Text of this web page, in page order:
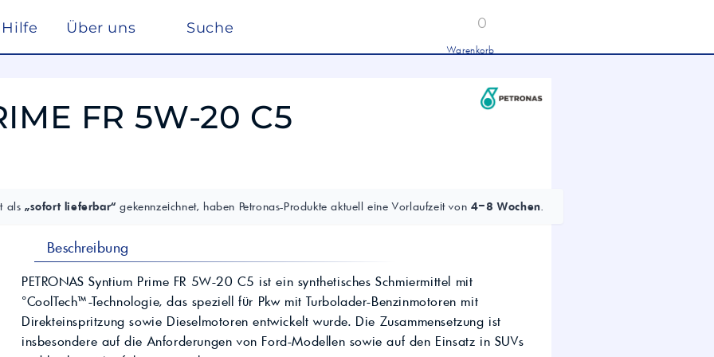
Hilfe Über uns Suche 0
Warenkorb
Pflege, Reinigung und Optimierung
Industrieöle
Traktoröle
Motorrad
Hydrauliköle
Schmierfette
Spezialöle
Reinigung & Desinfektion
Wasseraufbereitung
Industriechemie
Futtermittel
Kosmetik
Entschwefelung
und Farbmittel für
Individuelle Lösungen
Liter
Hochwertige Industrieöle von Mobil und
Petronas für Hydraulik, Getriebe und
schwere Nutzfahrzeuge
Landwirtschaft
elf Glysantin
REFLEX Total
VW
FR 5W-20 C5
als„sofort lieferbar“ gekennzeichnet, haben Petronas-Produkte aktuell eine Vorlaufzeit von 4–8 Wochen
Beschreibung
PETRONAS Syntium Prime FR 5W-20 C5 ist ein synthetisches Schmiermittel mit
°CoolTech™-Technologie, das speziell für Pkw mit Turbolader-Benzinmotoren mit
Direkteinspritzung sowie Dieselmotoren entwickelt wurde. Die Zusammensetzung ist
insbesondere auf die Anforderungen von Ford-Modellen sowie auf den Einsatz in SUVs